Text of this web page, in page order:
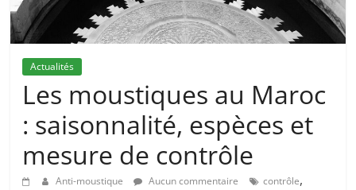
Actualités
Les moustiques au Maroc
: saisonnalité, espèces et
mesure de contrôle
Anti-moustique Aucun commentaire contrôle,